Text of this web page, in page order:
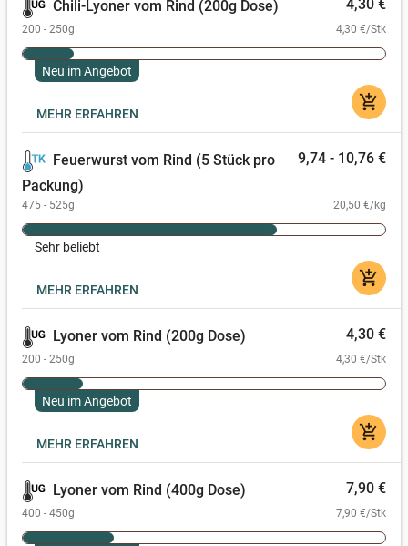
Chili-Lyoner vom Rind (200g Dose) 4,30 €
200 - 250g 4,30 €/Stk
Neu im Angebot
add_shopping_cart
MEHR ERFAHREN
Feuerwurst vom Rind (5 Stück pro
Packung)
9,74 - 10,76 €
475 - 525g 20,50 €/kg
Sehr beliebt
add_shopping_cart
MEHR ERFAHREN
Lyoner vom Rind (200g Dose) 4,30 €
200 - 250g 4,30 €/Stk
Neu im Angebot
add_shopping_cart
MEHR ERFAHREN
Lyoner vom Rind (400g Dose) 7,90 €
400 - 450g 7,90 €/Stk